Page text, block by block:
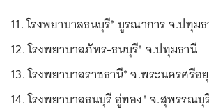
11. โรงพยาบาลธนบุรี* บูรณาการ จ.ปทุม
12. โรงพยาบาลภัทร-ธนบุรี* จ.ปทุมธานี
13. โรงพยาบาลราชธานี* จ.พระนครศรีอ
14. โรงพยาบาลธนบุรี อู่ทอง* จ.สุพรรณบุ